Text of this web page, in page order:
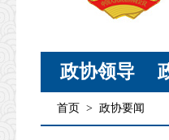
政协领导
首页 > 政协要闻